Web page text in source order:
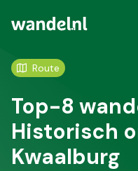
Route
Top-8
Historisch
Kwaalburg